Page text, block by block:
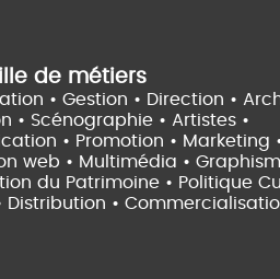
de métiers
• Gestion • Direction •
• Scénographie • Artistes •
• Promotion • Marketing
web • Multimédia •
du Patrimoine • Politique
Distribution •